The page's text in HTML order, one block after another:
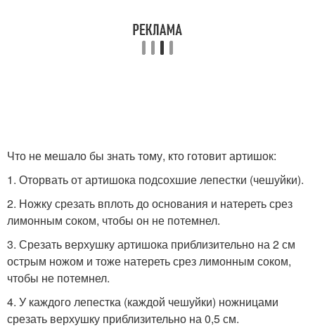
Что не мешало бы знать тому, кто готовит артишок:
1. Оторвать от артишока подсохшие лепестки (чешуйки).
2. Ножку срезать вплоть до основания и натереть срез
лимонным соком, чтобы он не потемнел.
3. Срезать верхушку артишока приблизительно на 2 см
острым ножом и тоже натереть срез лимонным соком,
чтобы не потемнел.
4. У каждого лепестка (каждой чешуйки) ножницами
срезать верхушку приблизительно на 0,5 см.